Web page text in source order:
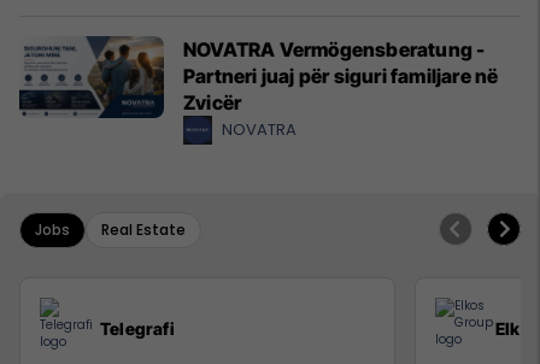
NOVATRA Vermögensberatung -
Partneri juaj për siguri familjare në
Zvicër
NOVATRA
Jobs Real Estate
Telegrafi